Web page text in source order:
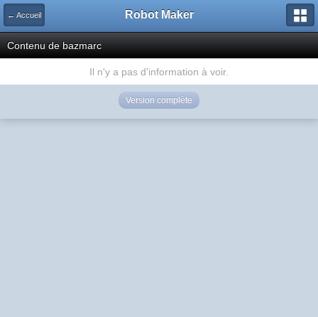
← Accueil Robot Maker
Contenu de bazmarc
Il n'y a pas d'information à voir.
Version complète